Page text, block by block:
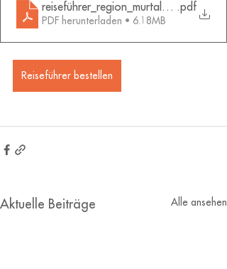
reiseführer_region_murtal_- .pdf
PDF herunterladen • 6.18MB
Reiseführer bestellen
Aktuelle Beiträge Alle ansehen